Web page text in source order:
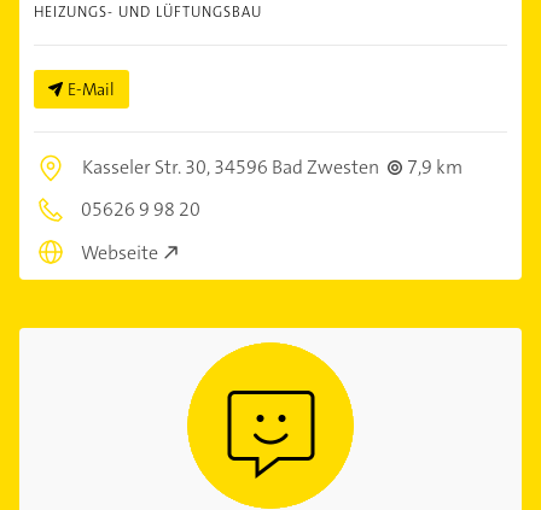
HEIZUNGS- UND LÜFTUNGSBAU
E-Mail
Kasseler Str. 30,34596 Bad Zwesten
7,9 km
05626 9 98 20
Webseite